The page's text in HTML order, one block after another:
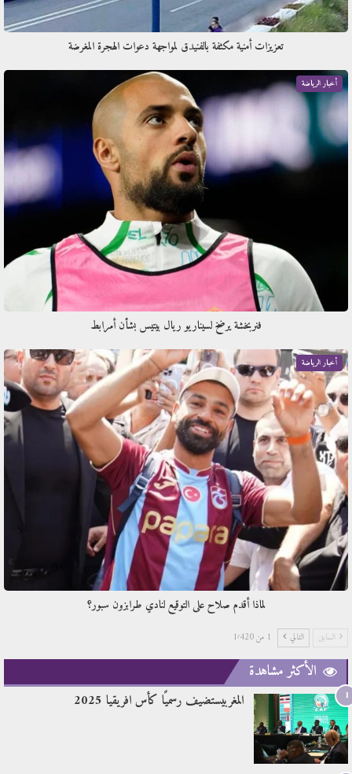
تعزيزات أمنية مكثفة بالفنيدق لمواجهة دعوات الهجرة المغرضة
أخبار الرياضة
فنربخشة يرضخ لسيناريو ريال بيتيس بشأن أمرابط
أخبار الرياضة
لماذا أقدم صلاح على التوقيع لنادي طرابزون سبور؟
السابق التالي 1 من 1٬420
الأكثر مشاهدة
1 المغربيستضيف رسميًا كأس افريقيا 2025